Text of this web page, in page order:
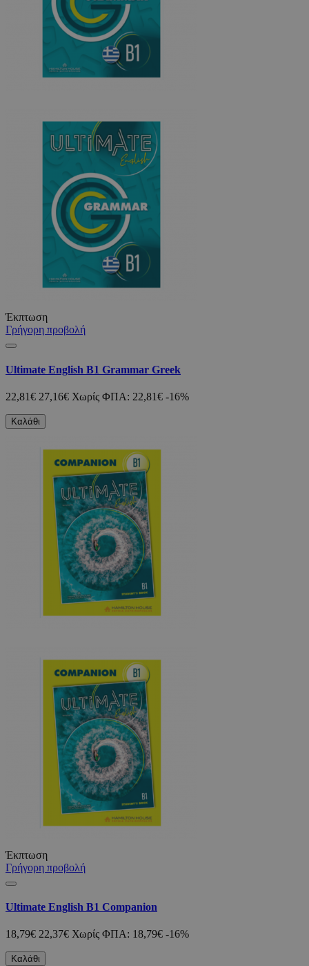
Έκπτωση
Γρήγορη προβολή
Ultimate English B1 Grammar Greek
22,81€ 27,16€ Χωρίς ΦΠΑ: 22,81€ -16%
Καλάθι
Έκπτωση
Γρήγορη προβολή
Ultimate English B1 Companion
18,79€ 22,37€ Χωρίς ΦΠΑ: 18,79€ -16%
Καλάθι